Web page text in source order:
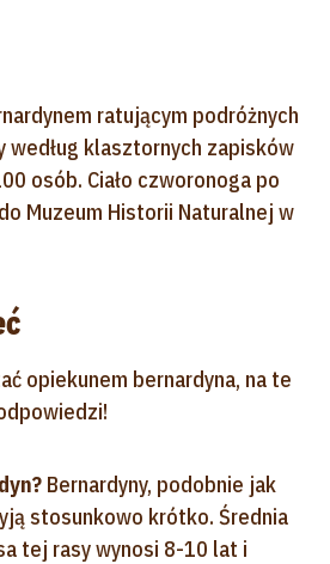
ratującym podróżnych
według klasztornych zapisków
osób. Ciało czworonoga po
Muzeum Historii Naturalnej w
opiekunem bernardyna, na te
Bernardyny, podobnie jak
stosunkowo krótko. Średnia
tej rasy wynosi 8-10 lat i